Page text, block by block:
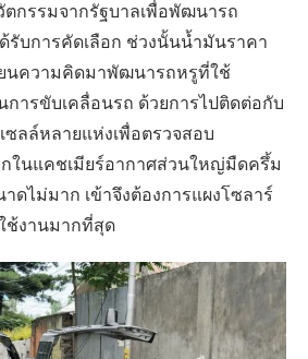
กรรมจากรัฐบาลเพื่อพัฒนารถ
รับการคัดเลือก ช่วงนั้นน้ำมันราคา
นความคิดมาพัฒนารถหรูที่ใช้
การขับเคลื่อนรถ ด้วยการไปติดต่อกับ
ลล์หลายแห่งเพื่อตรวจสอบ
ในแคชเมียร์อากาศส่วนใหญ่มืดครึ้ม
ดไม่มาก เข้าจึงต้องการแผงโซลาร์
ช้งานมากที่สุด